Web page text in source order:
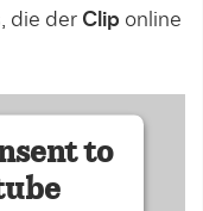
die der Clip online
to